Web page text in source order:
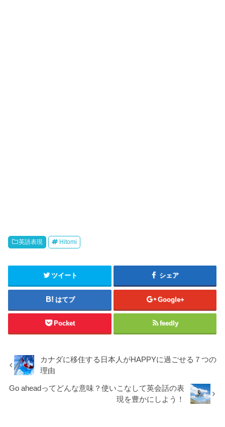
英語表現 Hitomi
ツイート シェア
はてブ Google+
Pocket feedly
カナダに移住する日本人がHAPPYに過ごせる７つの
理由
Go aheadってどんな意味？使いこなして英会話の表
現を豊かにしよう！